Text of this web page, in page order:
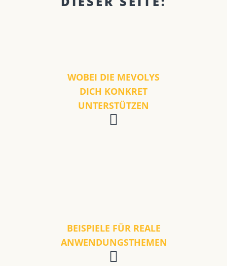
WOBEI DIE MEVOLYS
DICH KONKRET
UNTERSTÜTZEN
BEISPIELE FÜR REALE
ANWENDUNGSTHEMEN